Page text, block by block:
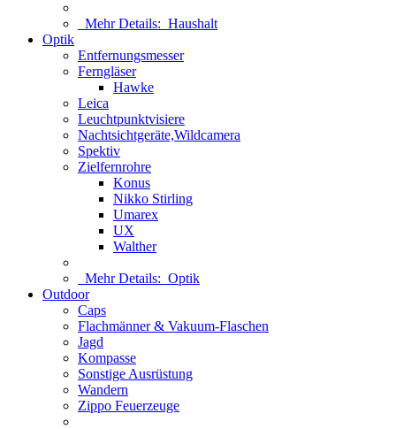
Mehr Details: Haushalt
Optik
Entfernungsmesser
Ferngläser
Hawke
Leica
Leuchtpunktvisiere
Nachtsichtgeräte,Wildcamera
Spektiv
Zielfernrohre
Konus
Nikko Stirling
Umarex
UX
Walther
Mehr Details: Optik
Outdoor
Caps
Flachmänner & Vakuum-Flaschen
Jagd
Kompasse
Sonstige Ausrüstung
Wandern
Zippo Feuerzeuge